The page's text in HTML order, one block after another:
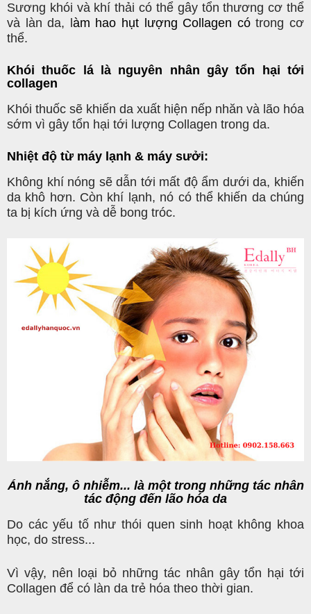
Sương khói và khí thải có thể gây tổn thương cơ thể
và làn da, l àm hao hụt lượng Collagen cótrong cơ
thể.
Khói thuốc lá là nguyên nhân gây tổn hại tới
collagen
Khói thuốc sẽ khiến da xuất hiện nếp nhăn và lão hóa
sớm vì gây tổn hại tới lượng Collagen trong da.
Nhiệt độ từ máy lạnh & máy sưởi:
Không khí nóng sẽ dẫn tới mất độ ẩm dưới da, khiến
da khô hơn. Còn khí lạnh, nó có thể khiến da chúng
ta bị kích ứng và dễ bong tróc.
Ánh nắng, ô nhiễm... là một trong những tác nhân
tác động đến lão hóa da
Do các yếu tố như thói quen sinh hoạt không khoa
học, do stress...
Vì vậy, nên loại bỏ những tác nhân gây tổn hại tới
Collagen để có làn da trẻ hóa theo thời gian.